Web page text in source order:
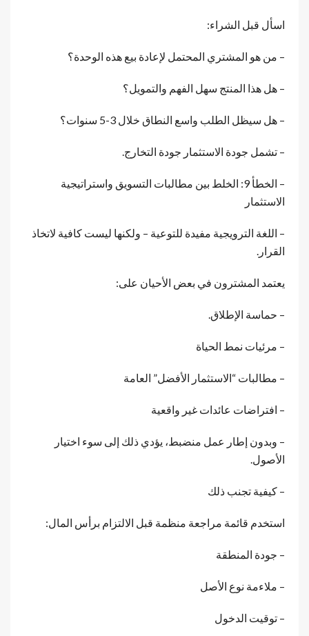
اسأل قبل الشراء:
– من هو المشتري المحتمل لإعادة بيع هذه الوحدة؟
– هل هذا المنتج سهل الفهم والتمويل؟
– هل سيظل الطلب واسع النطاق خلال 3-5 سنوات؟
– تشمل جودة الاستثمار جودة التخارج.
– الخطأ 9: الخلط بين مطالبات التسويق واستراتيجية
الاستثمار
– اللغة الترويجية مفيدة للتوعية – ولكنها ليست كافية لاتخاذ
القرار.
يعتمد المشترون في بعض الأحيان على:
– حماسة الإطلاق.
– مرئيات نمط الحياة
– مطالبات “الاستثمار الأفضل” العامة
– افتراضات عائدات غير واقعية
– وبدون إطار عمل منضبط، يؤدي ذلك إلى سوء اختيار
الأصول.
– كيفية تجنب ذلك
استخدم قائمة مراجعة منظمة قبل الالتزام برأس المال:
– جودة المنطقة
– ملاءمة نوع الأصل
– توقيت الدخول